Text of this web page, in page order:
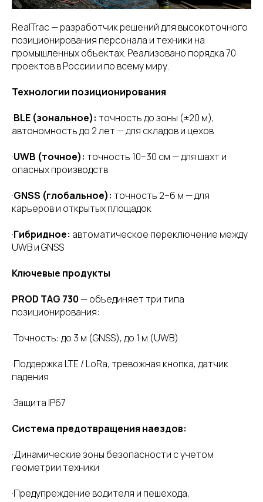
RealTrac — разработчик решений для высокоточного
позиционирования персонала и техники на
промышленных объектах. Реализовано порядка 70
проектов в России и по всему миру.
Технологии позиционирования
·BLE (зональное): точность до зоны (±20 м),
автономность до 2 лет — для складов и цехов
·UWB (точное): точность 10–30 см — для шахт и
опасных производств
·GNSS (глобальное): точность 2–6 м — для
карьеров и открытых площадок
·Гибридное: автоматическое переключение между
UWB и GNSS
Ключевые продукты
PROD TAG 730 — объединяет три типа
позиционирования:
·Точность: до 3 м (GNSS), до 1 м (UWB)
·Поддержка LTE / LoRa, тревожная кнопка, датчик
падения
·Защита IP67
Система предотвращения наездов:
·Динамические зоны безопасности с учетом
геометрии техники
·Предупреждение водителя и пешехода,